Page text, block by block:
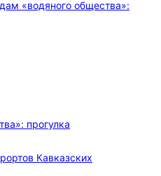
прогулка
Кавказских